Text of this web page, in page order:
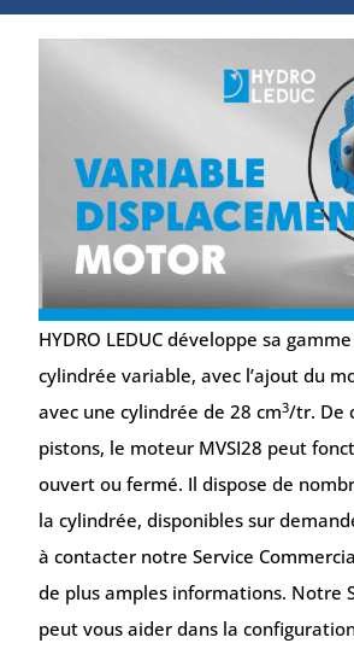
HYDRO LEDUC développe sa
cylindrée variable, avec l’ajout du
avec une cylindrée de 28 cm3/tr. De
pistons, le moteur MVSI28 peut
ouvert ou fermé. Il dispose de
la cylindrée, disponibles sur
à contacter notre Service
de plus amples informations. Notre
peut vous aider dans la